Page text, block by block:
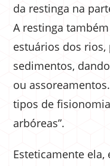
da restinga na
A restinga
estuários dos
sedimentos,
ou
tipos de
arbóreas”.
Esteticamente